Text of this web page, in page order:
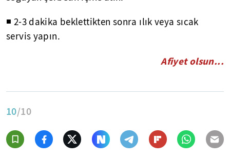
◾ 2-3 dakika beklettikten sonra ılık veya sıcak
servis yapın.
Afiyet olsun...
10/10